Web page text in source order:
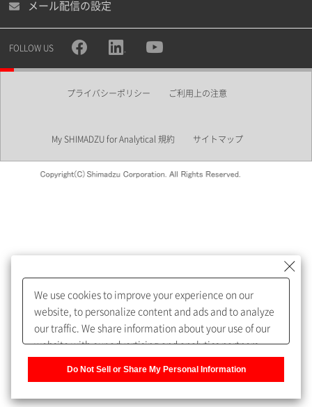
所属部署
めします。
My SHIMADZU for Analyticalへ登録いただくと、技術情報や
取扱説明書・Webinarなどの閲覧ができます。
うになります。
メール配信の設定
FOLLOW US
プライバシーポリシー ご利用上の注意
My SHIMADZU for Analytical 規約 サイトマップ
We use cookies to improve your experience on our
website, to personalize content and ads and to analyze
our traffic. We share information about your use of our
website with our advertising and analytics partners,
Do Not Sell or Share My Personal Information